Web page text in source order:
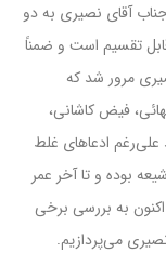
آقای نصیری به دو
تقسیم است و ضمناً
مرور شد که
فیض کاشانی،
ادعاهای غلط
بوده‌ و تا آخر عمر
به بررسی برخی
می‌پردازیم.